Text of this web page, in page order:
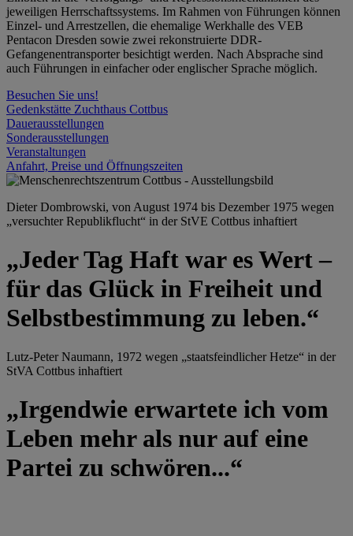
jeweiligen Herrschaftssystems. Im Rahmen von Führungen können
Einzel- und Arrestzellen, die ehemalige Werkhalle des VEB
Pentacon Dresden sowie zwei rekonstruierte DDR-
Gefangenentransporter besichtigt werden. Nach Absprache sind
auch Führungen in einfacher oder englischer Sprache möglich.
Besuchen Sie uns!
Gedenkstätte Zuchthaus Cottbus
Dauerausstellungen
Sonderausstellungen
Veranstaltungen
Anfahrt, Preise und Öffnungszeiten
Dieter Dombrowski, von August 1974 bis Dezember 1975 wegen
„versuchter Republikflucht“ in der StVE Cottbus inhaftiert
„Jeder Tag Haft war es Wert –
für das Glück in Freiheit und
Selbstbestimmung zu leben.“
Lutz-Peter Naumann, 1972 wegen „staatsfeindlicher Hetze“ in der
StVA Cottbus inhaftiert
„Irgendwie erwartete ich vom
Leben mehr als nur auf eine
Partei zu schwören...“